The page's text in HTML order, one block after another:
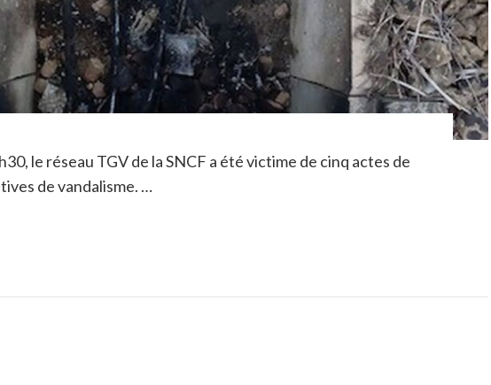
le réseau TGV de la SNCF a été victime de cinq actes de
de vandalisme. …